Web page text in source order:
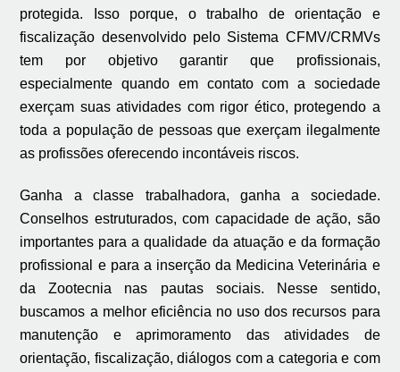
protegida. Isso porque, o trabalho de orientação e
fiscalização desenvolvido pelo Sistema CFMV/CRMVs
tem por objetivo garantir que profissionais,
especialmente quando em contato com a sociedade
exerçam suas atividades com rigor ético, protegendo a
toda a população de pessoas que exerçam ilegalmente
as profissões oferecendo incontáveis riscos.
Ganha a classe trabalhadora, ganha a sociedade.
Conselhos estruturados, com capacidade de ação, são
importantes para a qualidade da atuação e da formação
profissional e para a inserção da Medicina Veterinária e
da Zootecnia nas pautas sociais. Nesse sentido,
buscamos a melhor eficiência no uso dos recursos para
manutenção e aprimoramento das atividades de
orientação, fiscalização, diálogos com a categoria e com